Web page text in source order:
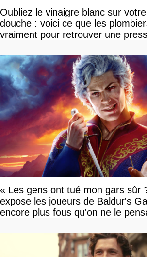
Oubliez le vinaigre blanc sur
douche : voici ce que les
vraiment pour retrouver une
« Les gens ont tué mon gars sûr
expose les joueurs de Baldur's
encore plus fous qu'on ne le